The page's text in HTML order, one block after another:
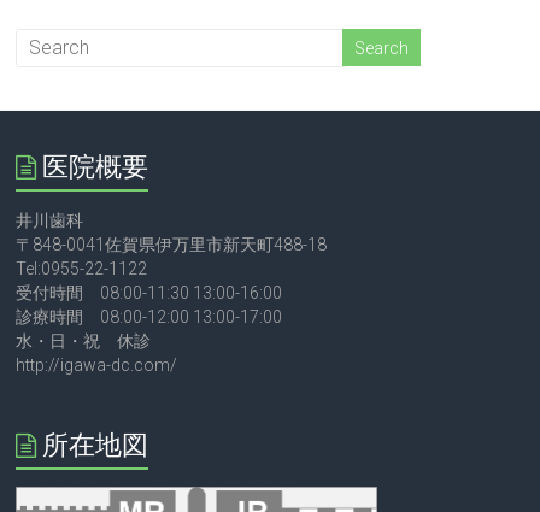
医院概要
井川歯科
〒848-0041佐賀県伊万里市新天町488-18
Tel:0955-22-1122
受付時間 08:00-11:30 13:00-16:00
診療時間 08:00-12:00 13:00-17:00
水・日・祝 休診
http://igawa-dc.com/
所在地図